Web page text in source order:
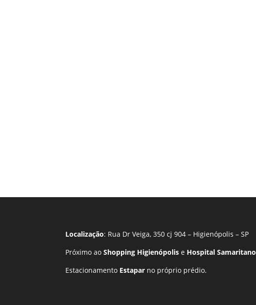
Localização: Rua Dr Veiga, 350 cj 904 – Higienópolis – SP
Próximo aoShopping Higienópolis e Hospital Samaritano
Estacionamento Estapar no próprio prédio.